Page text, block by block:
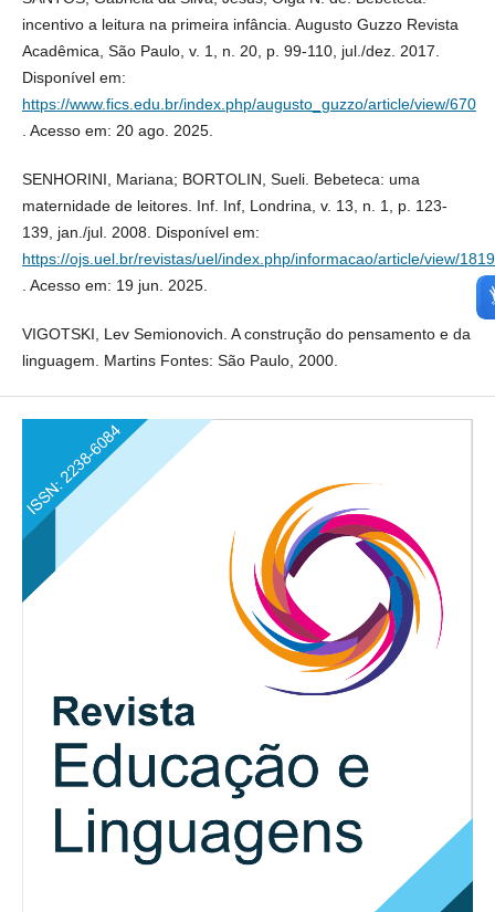
incentivo a leitura na primeira infância. Augusto Guzzo Revista
Acadêmica, São Paulo, v. 1, n. 20, p. 99-110, jul./dez. 2017.
Disponível em:
https://www.fics.edu.br/index.php/augusto_guzzo/article/view/670
. Acesso em: 20 ago. 2025.
SENHORINI, Mariana; BORTOLIN, Sueli. Bebeteca: uma
maternidade de leitores. Inf. Inf, Londrina, v. 13, n. 1, p. 123-
139, jan./jul. 2008. Disponível em:
https://ojs.uel.br/revistas/uel/index.php/informacao/article/view/
. Acesso em: 19 jun. 2025.
VIGOTSKI, Lev Semionovich. A construção do pensamento e da
linguagem. Martins Fontes: São Paulo, 2000.